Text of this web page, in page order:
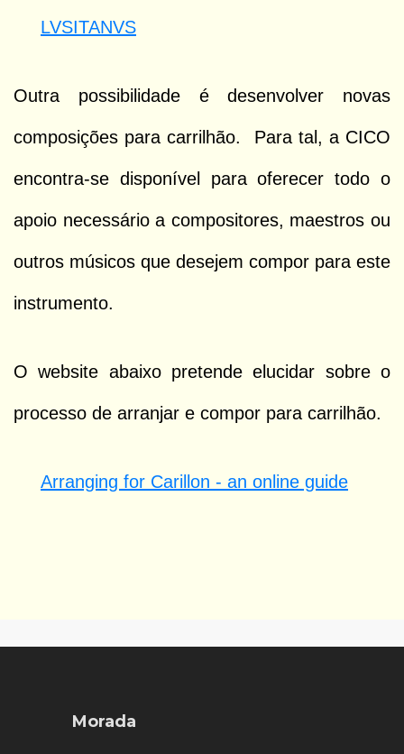
LVSITANVS
Outra possibilidade é desenvolver novas
composições para carrilhão. Para tal, a CICO
encontra-se disponível para oferecer todo o
apoio necessário a compositores, maestros ou
outros músicos que desejem compor para este
instrumento.
O website abaixo pretende elucidar sobre o
processo de arranjar e compor para carrilhão.
Arranging for Carillon - an online guide
Morada